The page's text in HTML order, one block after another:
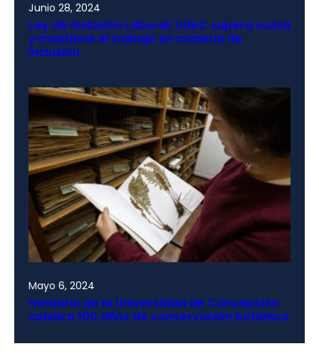
Junio 28, 2024
Ley de Inclusión Laboral: UdeC supera cuota
y mantiene el trabajo en materia de
inclusión
Mayo 6, 2024
Herbario de la Universidad de Concepción
celebra 100 años de conservación botánica